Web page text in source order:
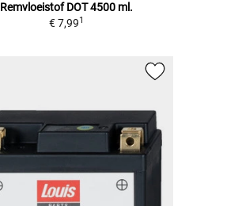
Remvloeistof DOT 4500 ml.
€ 7,991